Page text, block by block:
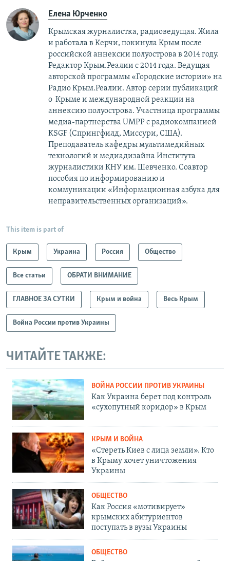
Елена Юрченко
Крымская журналистка, радиоведущая. Жила
и работала в Керчи, покинула Крым после
российской аннексии полуострова в 2014 году.
Редактор Крым.Реалии с 2014 года. Ведущая
авторской программы «Городские истории» на
Радио Крым.Реалии. Автор серии публикаций
о Крыме и международной реакции на
аннексию полуострова. Участница программы
медиа-партнерства UMPP с радиокомпанией
KSGF (Спрингфилд, Миссури, США).
Преподаватель кафедры мультимедийных
технологий и медиадизайна Института
журналистики КНУ им. Шевченко. Соавтор
пособия по информированию и
коммуникации «Информационная азбука для
неправительственных организаций».
This item is part of
Крым Украина Россия Общество
Все статьи ОБРАТИ ВНИМАНИЕ
ГЛАВНОЕ ЗА СУТКИ Крым и война Весь Крым
Война России против Украины
ЧИТАЙТЕ ТАКЖЕ:
ВОЙНА РОССИИ ПРОТИВ УКРАИНЫ
Как Украина берет под контроль
«сухопутный коридор» в Крым
КРЫМ И ВОЙНА
«Стереть Киев с лица земли». Кто
в Крыму хочет уничтожения
Украины
ОБЩЕСТВО
Как Россия «мотивирует»
крымских абитуриентов
поступать в вузы Украины
ОБЩЕСТВО